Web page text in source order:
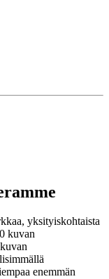
yksityiskohtaista
kuvan
enemmän